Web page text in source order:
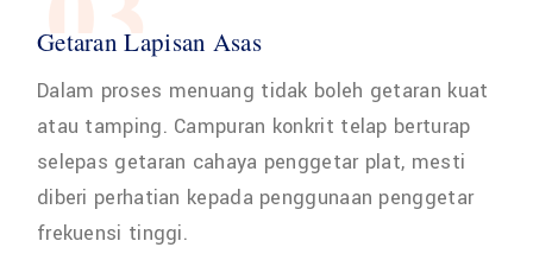
Getaran Lapisan Asas
Dalam proses menuang tidak boleh getaran kuat
atau tamping. Campuran konkrit telap berturap
selepas getaran cahaya penggetar plat, mesti
diberi perhatian kepada penggunaan penggetar
frekuensi tinggi.